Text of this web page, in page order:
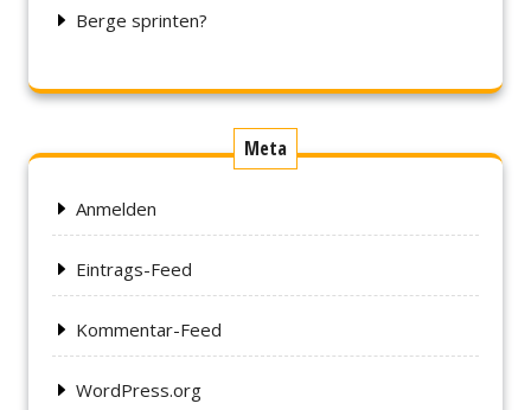
Berge sprinten?
Meta
Anmelden
Eintrags-Feed
Kommentar-Feed
WordPress.org